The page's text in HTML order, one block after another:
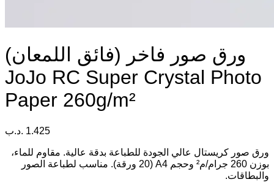
ورق صور فاخر (فائق اللمعان)
JoJo RC Super Crystal Photo
Paper 260g/m²
1.425 .د.ب
ورق صور كريستال عالي الجودة للطباعة بدقة عالية. مقاوم للماء،
بوزن 260 جرام/م² وحجم A4 (20 ورقة). مناسب لطباعة الصور
والبطاقات.